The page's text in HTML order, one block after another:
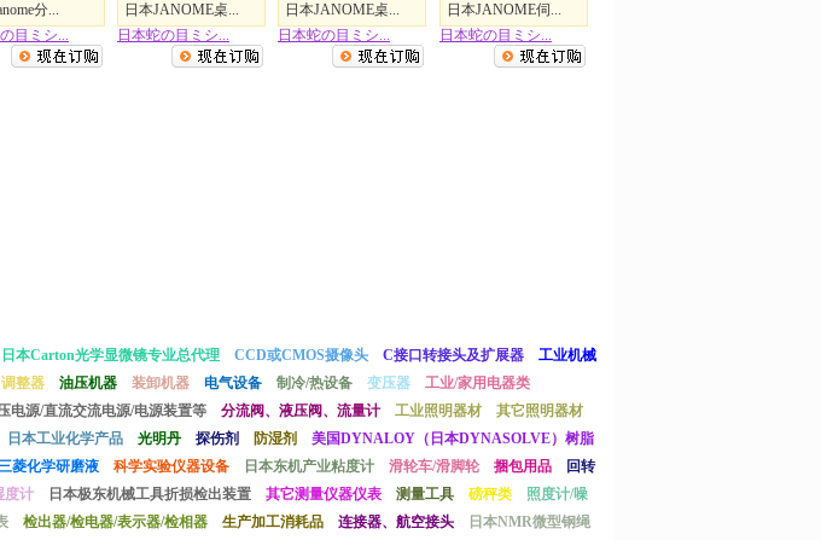
分...
目ミシ...
日本JANOME桌...
日本蛇の目ミシ...
日本JANOME桌...
日本蛇の目ミシ...
日本JANOME伺...
日本蛇の目ミシ...
日本Carton光学显微镜专业总代理 CCD或CMOS摄像头 C接口转接头及扩展器
工业机械
整器 油压机器 装卸机器 电气设备 制冷/热设备 变压器
工业/家用电器类
电源/直流交流电源/电源装置等 分流阀、液压阀、流量计 工业照明器材
其它照明器材
日本工业化学产品 光明丹 探伤剂 防湿剂
美国DYNALOY（日本DYNASOLVE）树脂
菱化学研磨液 科学实验仪器设备 日本东机产业粘度计 滑轮车/滑脚轮 捆包用品
回转
度计 日本极东机械工具折损检出装置 其它测量仪器仪表 测量工具 磅秤类
照度计/噪
检出器/检电器/表示器/检相器 生产加工消耗品 连接器、航空接头
日本NMR微型钢绳